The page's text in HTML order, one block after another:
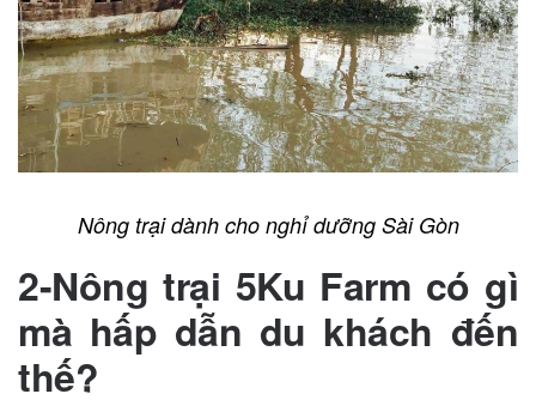
Nông trại dành cho nghỉ dưỡng Sài Gòn
2-Nông trại 5Ku Farm có gì
mà hấp dẫn du khách đến
thế?